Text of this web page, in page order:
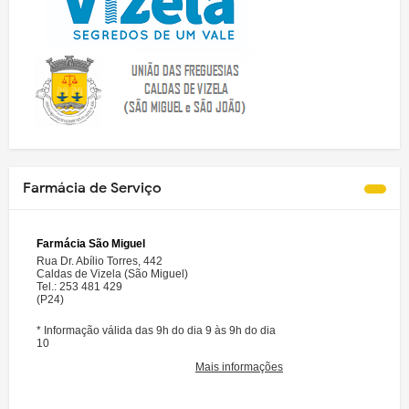
Farmácia de Serviço